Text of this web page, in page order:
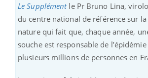
Le Supplémentle Pr Bruno Lina,
du centre national de référence sur la
nature qui fait que, chaque année,
souche est responsable de
plusieurs millions de personnes en